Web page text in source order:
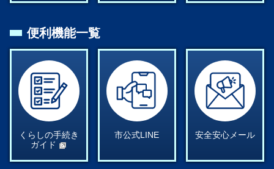
便利機能一覧
くらしの手続き
ガイド
市公式LINE 安全安心メール